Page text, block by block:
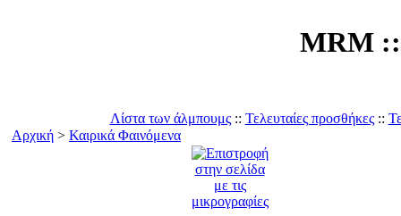
MRM
Λίστα των άλμπουμς:: Τελευταίες προσθήκες::
Αρχική > Καιρικά Φαινόμενα